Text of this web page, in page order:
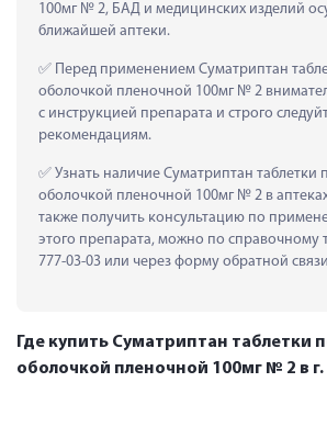
100мг № 2, БАД и медицинских изделий
ближайшей аптеки.
Перед применением Суматриптан
оболочкой пленочной 100мг № 2
с инструкцией препарата и строго
рекомендациям.
Узнать наличие Суматриптан таблетки
оболочкой пленочной 100мг № 2 в
также получить консультацию по
этого препарата, можно по справочному
777-03-03 или через форму обратной
Где купить Суматриптан таблетки
оболочкой пленочной 100мг № 2 в